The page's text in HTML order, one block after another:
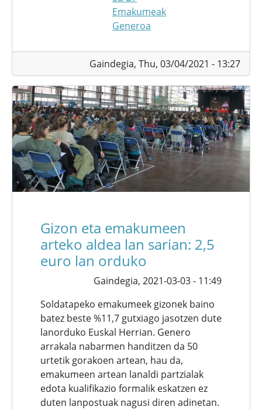
Emakumeak
Generoa
Gaindegia, Thu, 03/04/2021 - 13:27
Gizon eta emakumeen
arteko aldea lan sarian: 2,5
euro lan orduko
Gaindegia, 2021-03-03 - 11:49
Soldatapeko emakumeek gizonek baino
batez beste %11,7 gutxiago jasotzen dute
lanorduko Euskal Herrian. Genero
arrakala nabarmen handitzen da 50
urtetik gorakoen artean, hau da,
emakumeen artean lanaldi partzialak
edota kualifikazio formalik eskatzen ez
duten lanpostuak nagusi diren adinetan.